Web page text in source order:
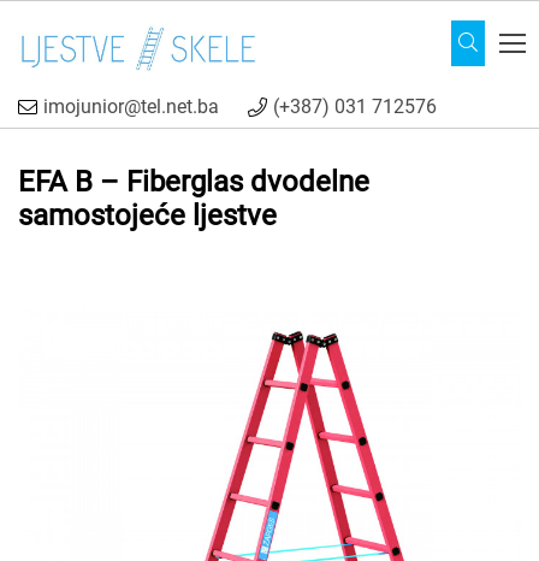
imojunior@tel.net.ba (+387) 031 712576
EFA B – Fiberglas dvodelne
samostojeće ljestve